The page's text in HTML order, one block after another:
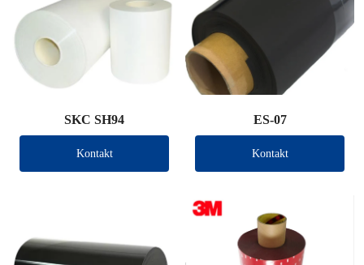
SKC SH94
Kontakt
ES-07
Kontakt